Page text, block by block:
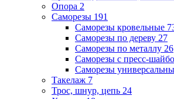
Опора 2
Саморезы 191
Саморезы кровельные
Саморезы по дереву 27
Саморезы по металлу 26
Саморезы с пресс-
Саморезы
Такелаж 7
Трос, шнур, цепь 24